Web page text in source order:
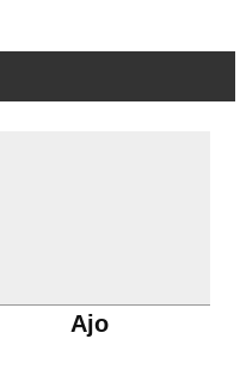
Ajo